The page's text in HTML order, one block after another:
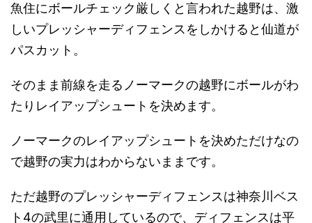
魚住にボールチェック厳しくと言われた越野は、激
しいプレッシャーディフェンスをしかけると仙道が
パスカット。
そのまま前線を走るノーマークの越野にボールがわ
たりレイアップシュートを決めます。
ノーマークのレイアップシュートを決めただけなの
で越野の実力はわからないままです。
ただ越野のプレッシャーディフェンスは神奈川ベス
ト4の武里に通用しているので、ディフェンスは平